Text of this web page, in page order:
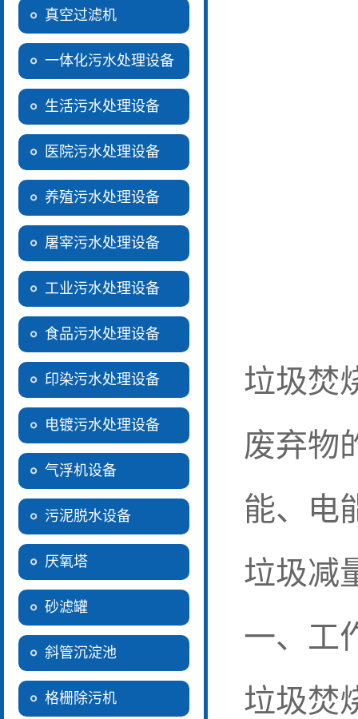
真空过滤机
一体化污水处理设备
生活污水处理设备
医院污水处理设备
养殖污水处理设备
屠宰污水处理设备
工业污水处理设备
食品污水处理设备
印染污水处理设备
电镀污水处理设备
气浮机设备
污泥脱水设备
厌氧塔
砂滤罐
斜管沉淀池
格栅除污机
垃圾焚
废弃物
能、电
垃圾减
一、工
垃圾焚